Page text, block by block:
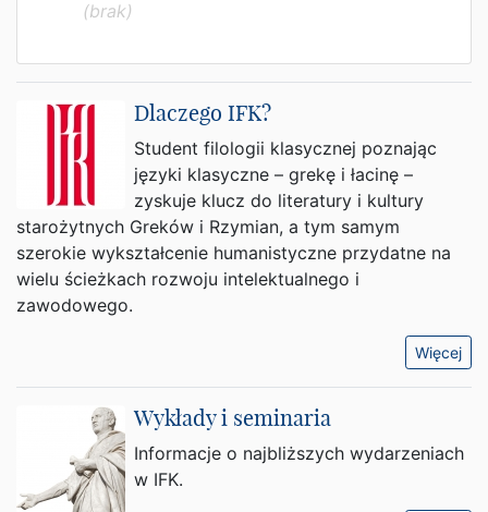
(brak)
Dlaczego IFK?
Student filologii klasycznej poznając
języki klasyczne – grekę i łacinę –
zyskuje klucz do literatury i kultury
starożytnych Greków i Rzymian, a tym samym
szerokie wykształcenie humanistyczne przydatne na
wielu ścieżkach rozwoju intelektualnego i
zawodowego.
Więcej
Wykłady i seminaria
Informacje o najbliższych wydarzeniach
w IFK.